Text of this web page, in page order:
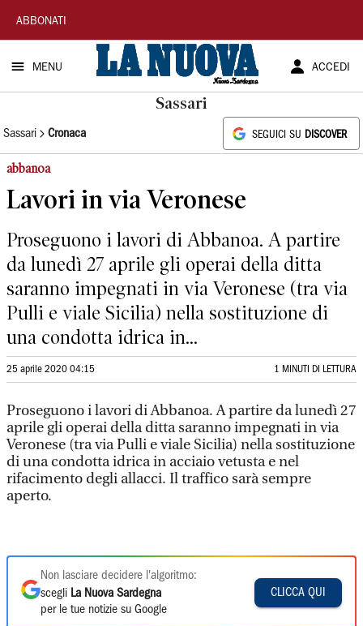
La
Nuova
Sardegna
ABBONATI
MENU ACCEDI
Sassari
Sassari Cronaca SEGUICI SU DISCOVER
abbanoa
Lavori in via Veronese
Proseguono i lavori di Abbanoa. A partire
da lunedì 27 aprile gli operai della ditta
saranno impegnati in via Veronese (tra via
Pulli e viale Sicilia) nella sostituzione di
una condotta idrica in...
25 aprile 2020 04:15 1 MINUTI DI LETTURA
Proseguono i lavori di Abbanoa. A partire da lunedì 27
aprile gli operai della ditta saranno impegnati in via
Veronese (tra via Pulli e viale Sicilia) nella sostituzione
di una condotta idrica in acciaio vetusta e nel
rifacimento degli allacci. Il traffico sarà sempre
aperto.
Non lasciare decidere l'algoritmo:
scegli La Nuova Sardegna
per le tue notizie su Google
CLICCA QUI